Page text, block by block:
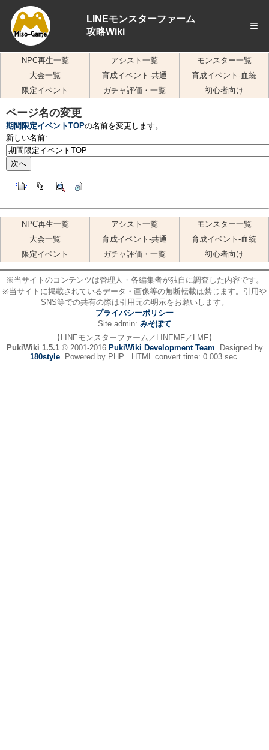
LINEモンスターファーム
攻略Wiki
≡
NPC再生一覧 アシスト一覧
モンスター一覧
大会一覧
育成イベント-共通
育成イベント-血統
限定イベント
ガチャ評価・一覧 初心者向け
ページ名の変更
期間限定イベントTOPの名前を変更します。
新しい名前:
NPC再生一覧 アシスト一覧
モンスター一覧
大会一覧
育成イベント-共通
育成イベント-血統
限定イベント
ガチャ評価・一覧 初心者向け
※当サイトのコンテンツは管理人・各編集者が独自に調査した内容です。
※当サイトに掲載されているデータ・画像等の無断転載は禁じます。引用や
SNS等での共有の際は引用元の明示をお願いします。
プライバシーポリシー
Site admin: みそぽて
【LINEモンスターファーム／LINEMF／LMF】
PukiWiki 1.5.1© 2001-2016 PukiWiki Development Team . Designed by
180style. Powered by PHP . HTML convert time: 0.003 sec.